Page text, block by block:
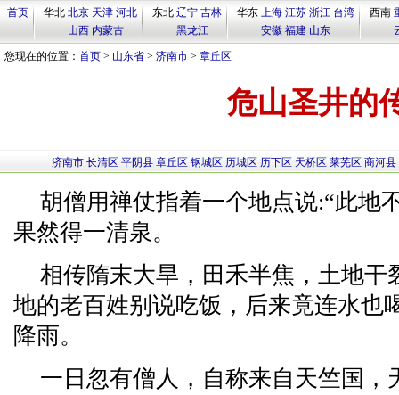
首页 华北 北京 天津 河北
山西 内蒙古
东北 辽宁 吉林
黑龙江
华东 上海 江苏 浙江 台湾
安徽 福建 山东
西南
您现在的位置： 首页 > 山东省 > 济南市 > 章丘区
危山圣井的
济南市 长清区 平阴县 章丘区 钢城区 历城区 历下区 天桥区 莱芜区 商河县
胡僧用禅仗指着一个地点说:“此地
果然得一清泉。
相传隋末大旱，田禾半焦，土地干
地的老百姓别说吃饭，后来竟连水也
降雨。
一日忽有僧人，自称来自天竺国，